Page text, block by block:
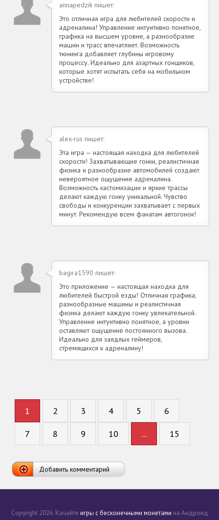
annapedzik пишет:
Это отличная игра для любителей скорости и
адреналина! Управление интуитивно понятное,
графика на высшем уровне, а разнообразие
машин и трасс впечатляет. Возможность
тюнинга добавляет глубины игровому
процессу. Идеально для азартных гонщиков,
которые хотят испытать себя на мобильном
устройстве!
alex-rus пишет:
Эта игра — настоящая находка для любителей
скорости! Захватывающие гонки, реалистичная
физика и разнообразие автомобилей создают
невероятное ощущение адреналина.
Возможность кастомизации и яркие трассы
делают каждую гонку уникальной. Чувство
свободы и конкуренции захватывает с первых
минут. Рекомендую всем фанатам автогонок!
bagira1590 пишет:
Это приложение — настоящая находка для
любителей быстрой езды! Отличная графика,
разнообразные машины и реалистичная
физика делают каждую гонку увлекательной.
Управление интуитивно понятное, а уровни
оставляют ощущение постоянного вызова.
Идеально для заядлых геймеров,
стремящихся к адреналину!
1 2 3 4 5 6
7 8 9 10 ... 15
Добавить комментарий
Copyright 2026. Качайте игры с бесконечными монетами на Андроид